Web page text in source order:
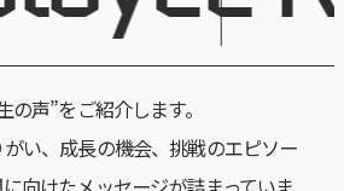
声”をご紹介します。
い、成長の機会、挑戦のエピソー